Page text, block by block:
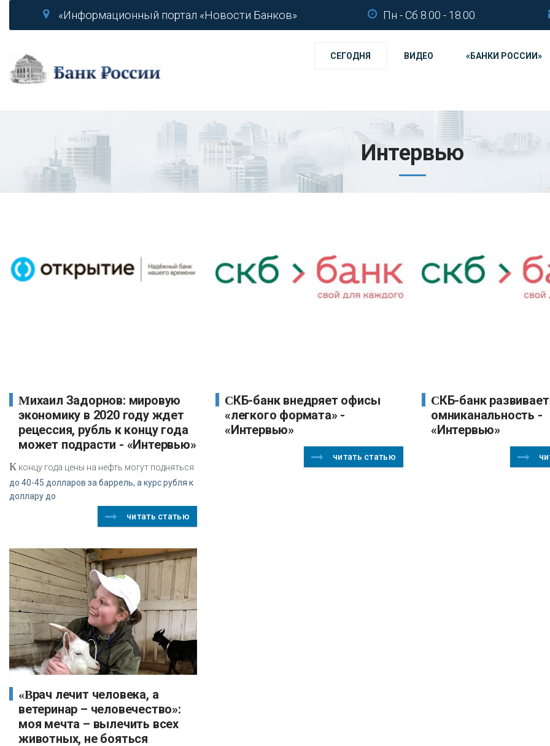
«Информационный портал «Новости Банков» Пн - Сб 8.00 - 18.00.
СЕГОДНЯ ВИДЕО «БАНКИ РОССИИ»
Интервью
Михаил Задорнов: мировую
экономику в 2020 году ждет
рецессия, рубль к концу года
может подрасти - «Интервью»
К концу года цены на нефть могут подняться
до 40-45 долларов за баррель, а курс рубля к
доллару до
читать статью
СКБ-банк внедряет офисы
«легкого формата» -
«Интервью»
читать статью
СКБ-банк развивает
омниканальность -
«Интервью»
«Врач лечит человека, а
ветеринар – человечество»:
моя мечта – вылечить всех
животных, не бояться